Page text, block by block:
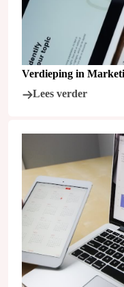
Verdieping in
Lees verder